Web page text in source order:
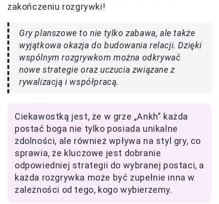
zakończeniu rozgrywki!
Gry planszowe to nie tylko zabawa, ale także
wyjątkowa okazja do budowania relacji. Dzięki
wspólnym rozgrywkom można odkrywać
nowe strategie oraz uczucia związane z
rywalizacją i współpracą.
Ciekawostką jest, że w grze „Ankh” każda
postać boga nie tylko posiada unikalne
zdolności, ale również wpływa na styl gry, co
sprawia, że kluczowe jest dobranie
odpowiedniej strategii do wybranej postaci, a
każda rozgrywka może być zupełnie inna w
zależności od tego, kogo wybierzemy.